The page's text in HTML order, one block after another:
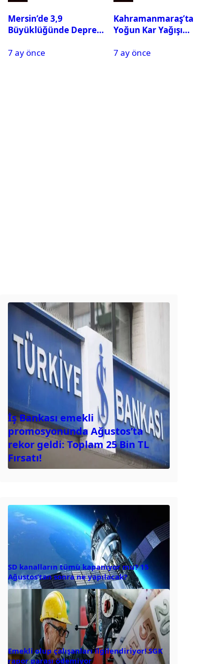
Mersin’de 3,9
Büyüklüğünde Deprem
7 ay önce
Kahramanmaraş’ta
Yoğun Kar Yağışı
Tatil
7 ay önce
İş Bankası emekli
promosyonunda Ağustos’ta
rekor geldi: Toplam 25 Bin TL
Fırsatı!
SD kanalların tümü kapanıyor mu? 15
Ağustos’tan sonra ne yapılacak?
Emekli olup çalışanları ilgilendiriyor! SGK
rapor parası ödemiyor